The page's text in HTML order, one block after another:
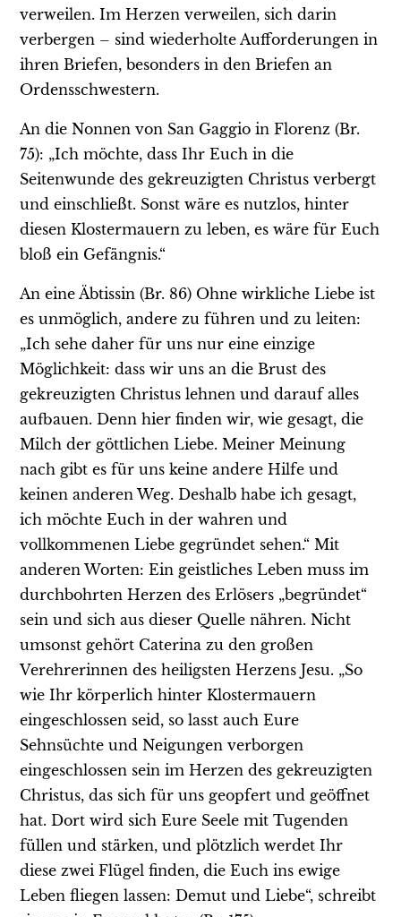
verweilen. Im Herzen verweilen, sich darin
verbergen – sind wiederholte Aufforderungen in
ihren Briefen, besonders in den Briefen an
Ordensschwestern.
An die Nonnen von San Gaggio in Florenz (Br.
75): „Ich möchte, dass Ihr Euch in die
Seitenwunde des gekreuzigten Christus verbergt
und einschließt. Sonst wäre es nutzlos, hinter
diesen Klostermauern zu leben, es wäre für Euch
bloß ein Gefängnis.“
An eine Äbtissin (Br. 86) Ohne wirkliche Liebe ist
es unmöglich, andere zu führen und zu leiten:
„Ich sehe daher für uns nur eine einzige
Möglichkeit: dass wir uns an die Brust des
gekreuzigten Christus lehnen und darauf alles
aufbauen. Denn hier finden wir, wie gesagt, die
Milch der göttlichen Liebe. Meiner Meinung
nach gibt es für uns keine andere Hilfe und
keinen anderen Weg. Deshalb habe ich gesagt,
ich möchte Euch in der wahren und
vollkommenen Liebe gegründet sehen.“ Mit
anderen Worten: Ein geistliches Leben muss im
durchbohrten Herzen des Erlösers „begründet“
sein und sich aus dieser Quelle nähren. Nicht
umsonst gehört Caterina zu den großen
Verehrerinnen des heiligsten Herzens Jesu. „So
wie Ihr körperlich hinter Klostermauern
eingeschlossen seid, so lasst auch Eure
Sehnsüchte und Neigungen verborgen
eingeschlossen sein im Herzen des gekreuzigten
Christus, das sich für uns geopfert und geöffnet
hat. Dort wird sich Eure Seele mit Tugenden
füllen und stärken, und plötzlich werdet Ihr
diese zwei Flügel finden, die Euch ins ewige
Leben fliegen lassen: Demut und Liebe“, schreibt